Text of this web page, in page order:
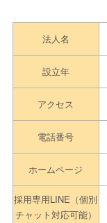
法人名
設立年
アクセス
電話番号
ホームページ
採用専用LINE（個別
チャット対応可能）